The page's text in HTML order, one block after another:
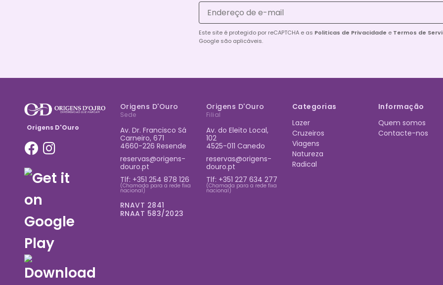
Este site é protegido por reCAPTCHA e as Politicas de Privacidade e Termos de
Google são aplicáveis.
Origens D'Ouro
Origens D'Ouro
Sede
Av. Dr. Francisco Sá
Carneiro, 671
4660-226 Resende
reservas@origens-
douro.pt
Tlf: +351 254 878 126
(Chamada para a rede fixa
nacional)
RNAVT 2841
RNAAT 583/2023
Origens D'Ouro
Filial
Av. do Eleito Local,
102
4525-011 Canedo
reservas@origens-
douro.pt
Tlf: +351 227 634 277
(Chamada para a rede fixa
nacional)
Categorias
Lazer
Cruzeiros
Viagens
Natureza
Radical
Informação
Quem somos
Contacte-nos